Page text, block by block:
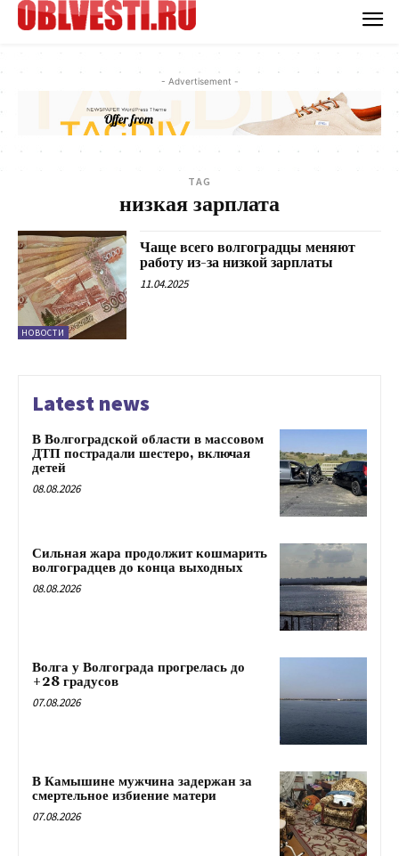
- Advertisement -
TAG
низкая зарплата
НОВОСТИ
Чаще всего волгоградцы меняют
работу из-за низкой зарплаты
11.04.2025
Latest news
В Волгоградской области в массовом
ДТП пострадали шестеро, включая
детей
08.08.2026
Сильная жара продолжит кошмарить
волгоградцев до конца выходных
08.08.2026
Волга у Волгограда прогрелась до
+28 градусов
07.08.2026
В Камышине мужчина задержан за
смертельное избиение матери
07.08.2026